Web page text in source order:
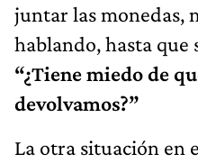
juntar las monedas,
hablando, hasta que
“¿Tiene miedo de
devolvamos?”
La otra situación en